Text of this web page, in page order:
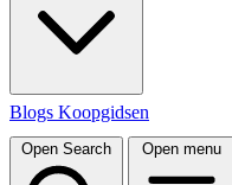
Blogs Koopgidsen
Open Search Open menu